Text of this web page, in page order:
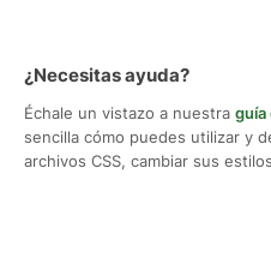
¿Necesitas ayuda?
Échale un vistazo a nuestra guía
sencilla cómo puedes utilizar y
archivos CSS, cambiar sus